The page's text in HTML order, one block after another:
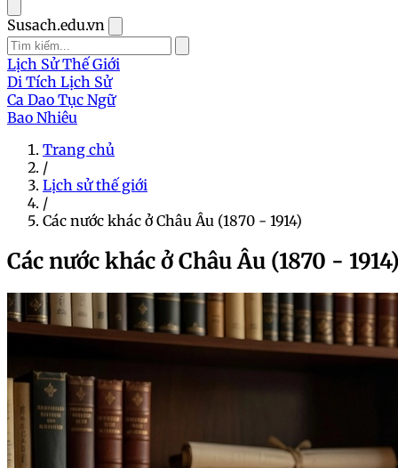
Susach.edu.vn
Lịch Sử Thế Giới
Di Tích Lịch Sử
Ca Dao Tục Ngữ
Bao Nhiêu
Trang chủ
/
Lịch sử thế giới
/
Các nước khác ở Châu Âu (1870 - 1914)
Các nước khác ở Châu Âu (1870 -